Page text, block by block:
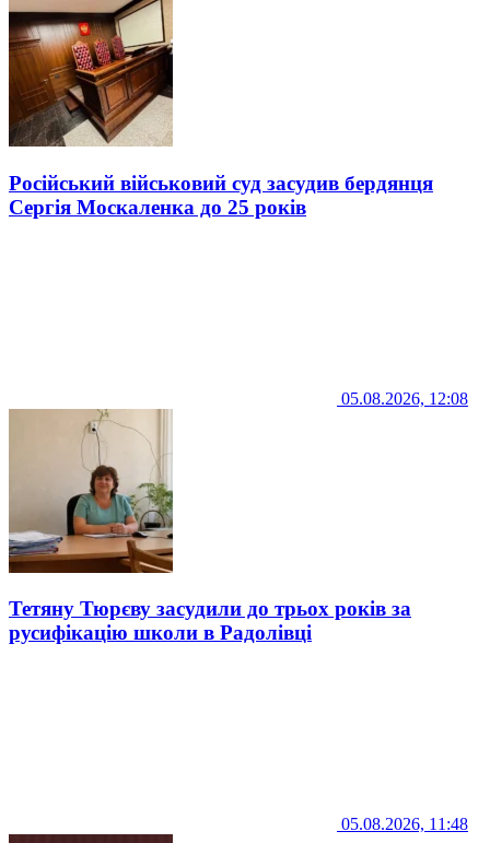
Російський військовий суд засудив бердянця
Сергія Москаленка до 25 років
05.08.2026, 12:08
Тетяну Тюрєву засудили до трьох років за
русифікацію школи в Радолівці
05.08.2026, 11:48